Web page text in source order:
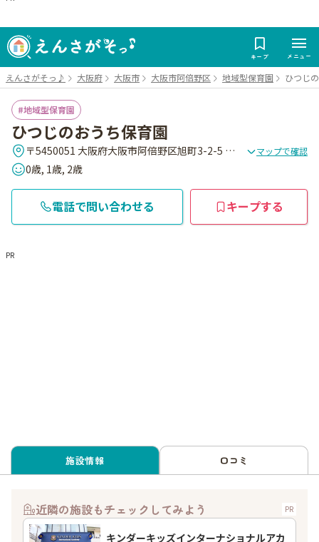
キープ メニュー
えんさがそっ♪ 大阪府 大阪市 大阪市阿倍野区 地域型保育園 ひつじ
地域型保育園
ひつじのおうち保育園
〒5450051 大阪府大阪市阿倍野区旭町3-2-5 あべのシャルム200 マップで確認
0歳, 1歳, 2歳
電話で問い合わせる キープする
PR
施設情報 口コミ
近隣の施設もチェックしてみよう PR
キンダーキッズインターナショナルアカ